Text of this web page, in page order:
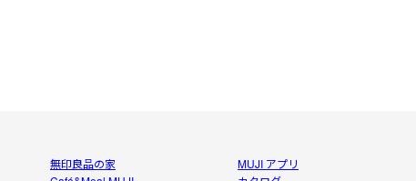
無印良品の家
MUJI アプリ